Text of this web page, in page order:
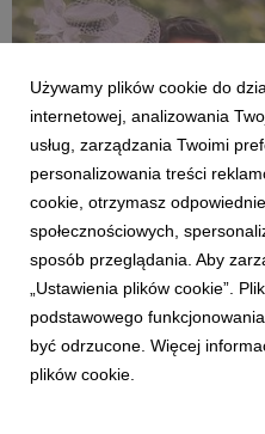
AKTUALNOŚCI
KINO ŚWIAT na
26 czerwca 2026
Rok szkolny powoli dobiega
pół roku w polskich kinach. W
„Drzewo magii” i
Używamy plików cookie do
internetowej, analizowania
usług, zarządzania Twoimi
personalizowania treści
cookie, otrzymasz
społecznościowych,
sposób przeglądania. Aby
„Ustawienia plików cookie”.
podstawowego
być odrzucone. Więcej
plików cookie.